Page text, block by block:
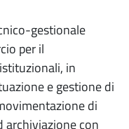
gestionale
per il
in
e gestione di
di
archiviazione con